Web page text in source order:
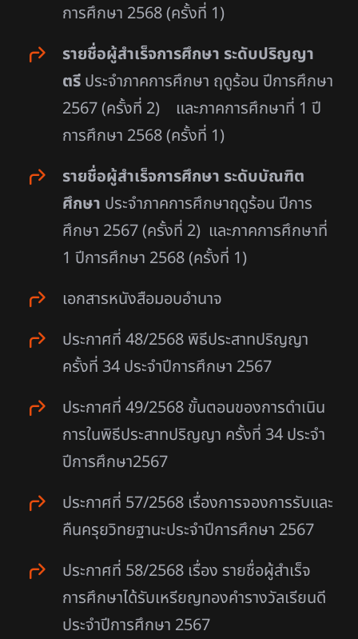
การศึกษา 2568 (ครั้งที่ 1)
รายชื่อผู้สำเร็จการศึกษา ระดับปริญญา
ตรี ประจำภาคการศึกษา ฤดูร้อน ปีการศึกษา
2567 (ครั้งที่ 2) และภาคการศึกษาที่ 1 ปี
การศึกษา 2568 (ครั้งที่ 1)
รายชื่อผู้สำเร็จการศึกษา ระดับบัณฑิต
ศึกษา ประจำภาคการศึกษาฤดูร้อน ปีการ
ศึกษา 2567 (ครั้งที่ 2) และภาคการศึกษาที่
1 ปีการศึกษา 2568 (ครั้งที่ 1)
เอกสารหนังสือมอบอำนาจ
ประกาศที่ 48/2568 พิธีประสาทปริญญา
ครั้งที่ 34 ประจำปีการศึกษา 2567
ประกาศที่ 49/2568 ขั้นตอนของการดำเนิน
การในพิธีประสาทปริญญา ครั้งที่ 34 ประจำ
ปีการศึกษา2567
ประกาศที่ 57/2568 เรื่องการจองการรับและ
คืนครุยวิทยฐานะประจำปีการศึกษา 2567
ประกาศที่ 58/2568 เรื่อง รายชื่อผู้สำเร็จ
การศึกษาได้รับเหรียญทองคำรางวัลเรียนดี
ประจำปีการศึกษา 2567